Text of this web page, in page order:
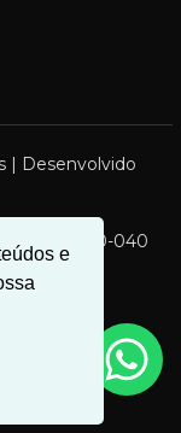
e
| Desenvolvido
- SP, 09310-040